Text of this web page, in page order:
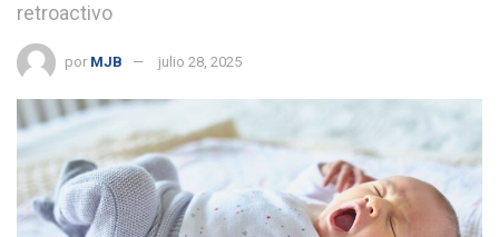
retroactivo
por MJB julio 28, 2025